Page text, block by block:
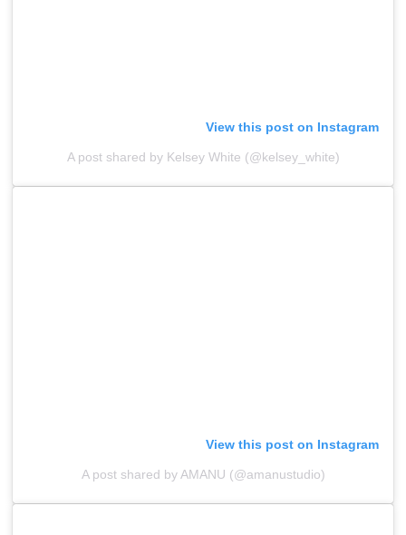
View this post on Instagram
A post shared by Kelsey White (@kelsey_white)
View this post on Instagram
A post shared by AMANU (@amanustudio)